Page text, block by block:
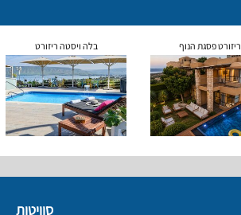
ריזורט פסגת הנוף בלה ויסטה ריזורט
סוויטות